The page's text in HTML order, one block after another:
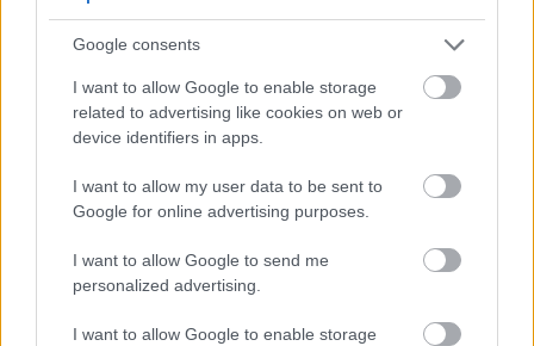
Google consents
I want to allow Google to enable storage
related to advertising like cookies on web or
device identifiers in apps.
I want to allow my user data to be sent to
Google for online advertising purposes.
I want to allow Google to send me
personalized advertising.
I want to allow Google to enable storage
کمچی فائبر میں بھی زیادہ ہے۔ اس سے آپ کو زیادہ دیر تک
مکمل محسوس کرنے میں مدد ملتی ہے۔ یہ کنٹرول کرنا آسان
ہے کہ آپ کتنا کھاتے ہیں اور ناشتہ کرتے ہیں۔
مطالعات سے پتہ چلتا ہے کہ کمچی وزن کو کنٹرول کرنے میں
مدد کر سکتی ہے۔ اسے باقاعدگی سے کھانے سے آپ کو وزن اور
جسم کی چربی کم کرنے میں مدد مل سکتی ہے۔ یہ آپ کے بلڈ
شوگر کی سطح کو بھی کم کر سکتا ہے، وزن کے انتظام میں مدد